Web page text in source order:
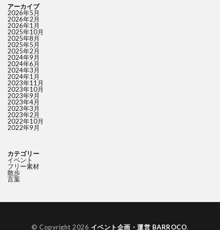
アーカイブ
2026年5月
2026年2月
2026年1月
2025年10月
2025年8月
2025年5月
2025年2月
2024年9月
2024年6月
2024年3月
2024年1月
2023年11月
2023年10月
2023年9月
2023年4月
2023年3月
2023年2月
2022年10月
2022年9月
カテゴリー
イベント
フリー素材
散歩
言葉
© Copyright 2026 イベント企画・運営 BARROCO.